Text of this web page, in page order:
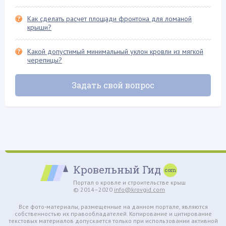
Фронтон крыши
Хозяйственные постройки
Четырехскатная крыша
Шифер и его разновидности
Как сделать расчет площади фронтона для ломаной
крыши?
Какой допустимый минимальный уклон кровли из мягкой
черепицы?
Задать свой вопрос
Кровельный Гид
Портал о кровле и строительстве крыш
© 2014–2020 info@krovgid.com
Все фото-материалы, размещенные на данном портале, являются
собственностью их правообладателей. Копирование и цитирование
текстовых материалов допускается только при использовании активной